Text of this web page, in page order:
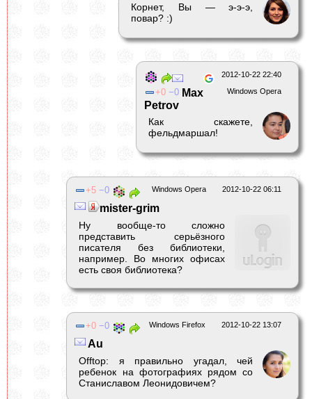
Корнет, Вы — э-э-э,
повар? :)
2012-10-22 22:40
Windows Opera
0 0 Max
Petrov
Как скажете,
фельдмаршал!
2012-10-22 06:11
Windows Opera
5 0
mister-grim
Ну вообще-то сложно
представить серьёзного
писателя без библиотеки,
например. Во многих офисах
есть своя библиотека?
2012-10-22 13:07
Windows Firefox
0 0
Au
Offtop: я правильно угадал, чей
ребенок на фотографиях рядом со
Станиславом Леонидовичем?